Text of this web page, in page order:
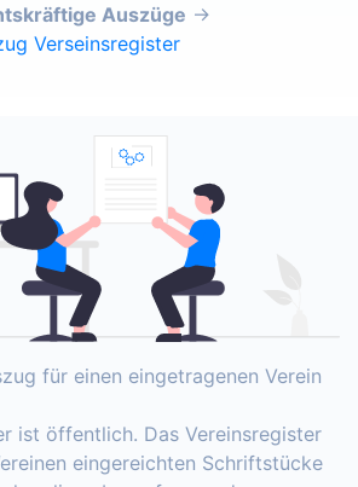
Auszüge →
Verseinsregister
für einen eingetragenen Verein
ist öffentlich. Das Vereinsregister
eingereichten Schriftstücke